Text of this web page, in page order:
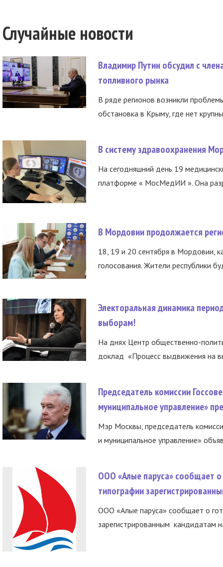
Случайные новости
Владимир Путин обсудил с
топливного рынка
В ряде регионов возникли
обстановка в Крыму, где нет
В систему здравоохранения
На сегодняшний день 19
платформе « МосМедИИ ». Она
В Мордовии продолжается
18, 19 и 20 сентября в Мордовии,
голосования. Жители республики
Электоральная динамика
выборам!
На днях Центр общественно-
доклад «Процесс выдвижения на
Председатель комиссии
муниципальное управление»
Мэр Москвы, председатель
и муниципальное управление»
ООО «Алые паруса» сообщает о
типографии
ООО «Алые паруса» сообщает о
зарегистрированным кандидатам